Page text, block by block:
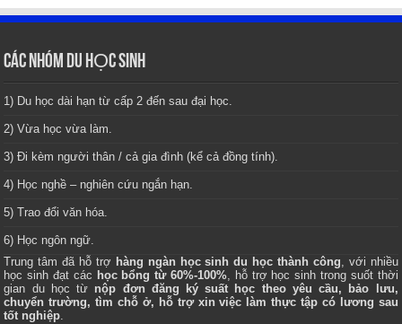
CÁC NHÓM DU HỌC SINH
1) Du học dài hạn từ cấp 2 đến sau đại học.
2) Vừa học vừa làm.
3) Đi kèm người thân / cả gia đình (kể cả đồng tính).
4) Học nghề – nghiên cứu ngắn hạn.
5) Trao đổi văn hóa.
6) Học ngôn ngữ.
Trung tâm đã hỗ trợ hàng ngàn học sinh du học thành công, với nhiều
học sinh đạt các học bổng từ 60%-100%, hỗ trợ học sinh trong suốt thời
gian du học từ nộp đơn đăng ký suất học theo yêu cầu, bảo lưu,
chuyển trường, tìm chỗ ở, hỗ trợ xin việc làm thực tập có lương sau
tốt nghiệp.